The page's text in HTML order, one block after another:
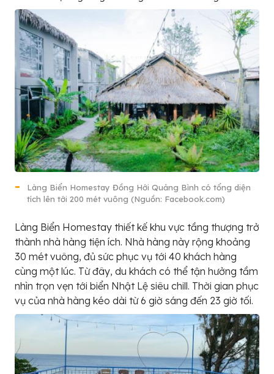
Làng Biển Homestay Đồng Hới Quảng Bình có tổng diện
tích lên tới 200 mét vuông (Nguồn: Facebook.com)
Làng Biển Homestay thiết kế khu vực tầng thượng trở
thành nhà hàng tiện ích. Nhà hàng này rộng khoảng
30 mét vuông, đủ sức phục vụ tới 40 khách hàng
cùng một lúc. Từ đây, du khách có thể tận hưởng tầm
nhìn trọn vẹn tới biển Nhật Lệ siêu chill. Thời gian phục
vụ của nhà hàng kéo dài từ 6 giờ sáng đến 23 giờ tối.